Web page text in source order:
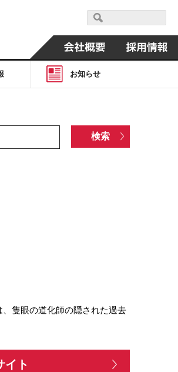
お知らせ
隻眼の道化師の隠された過去
イト